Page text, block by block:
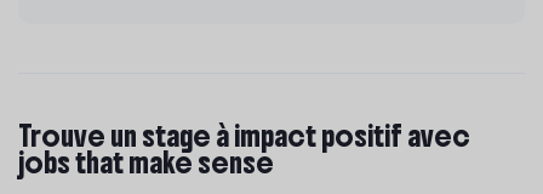
Trouve un stage à impact positif avec
jobs that make sense